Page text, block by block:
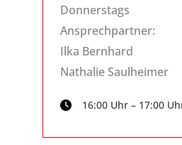
Donnerstags
Ansprechpartner:
Ilka Bernhard
Nathalie Saulheimer
16:00 Uhr – 17:00